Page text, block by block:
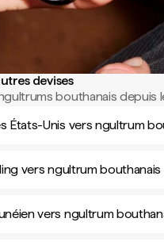
devises
bouthanais depuis
États-Unis vers ngultrum
vers ngultrum bouthanais
vers ngultrum